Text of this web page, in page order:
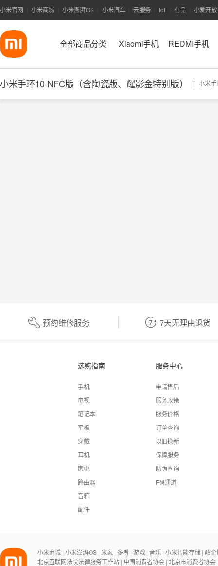
小米官网 小米商城 小米澎湃OS 小米汽车 云服务 IoT 有品 小爱开
全部商品分类 Xiaomi手机 REDMI手机
小米手环10 NFC版（含陶瓷版、耀影金特别版） | 小米
预约维修服务 7天无理由退货
选购指南
手机
电视
笔记本
平板
穿戴
耳机
家电
路由器
音箱
配件
服务中心
申请售后
服务政策
服务价格
订单查询
以旧换新
保障服务
防伪查询
F码通道
小米商城 小米澎湃OS 米家 多看 游戏 音乐 小米智能存储 政企
北京互联网法院法律服务工作站 中国消费者协会 北京市消费者协会